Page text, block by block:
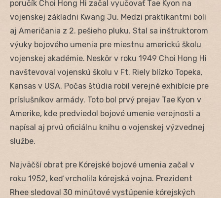
poručík Choi Hong Hi začal vyučovať Tae Kyon na
vojenskej základni Kwang Ju. Medzi praktikantmi boli
aj Američania z 2. pešieho pluku. Stal sa inštruktorom
výuky bojového umenia pre miestnu americkú školu
vojenskej akadémie. Neskôr v roku 1949 Choi Hong Hi
navštevoval vojenskú školu v Ft. Riely blízko Topeka,
Kansas v USA. Počas štúdia robil verejné exhibície pre
príslušníkov armády. Toto bol prvý prejav Tae Kyon v
Amerike, kde predviedol bojové umenie verejnosti a
napísal aj prvú oficiálnu knihu o vojenskej výzvednej
službe.
Najväčší obrat pre Kórejské bojové umenia začal v
roku 1952, keď vrcholila kórejská vojna. Prezident
Rhee sledoval 30 minútové vystúpenie kórejských